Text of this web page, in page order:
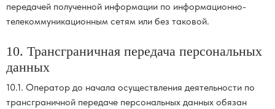
передачей полученной информации по информационно-
телекоммуникационным сетям или без таковой.
10. Трансграничная передача персональных
данных
10.1. Оператор до начала осуществления деятельности по
трансграничной передаче персональных данных обязан